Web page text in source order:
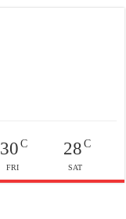
30C
FRI
28C
SAT